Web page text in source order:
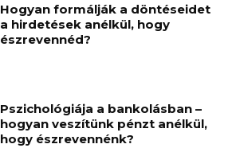
Hogyan formálják a döntéseidet
a hirdetések anélkül, hogy
észrevennéd?
Pszichológiája a bankolásban –
hogyan veszítünk pénzt anélkül,
hogy észrevennénk?